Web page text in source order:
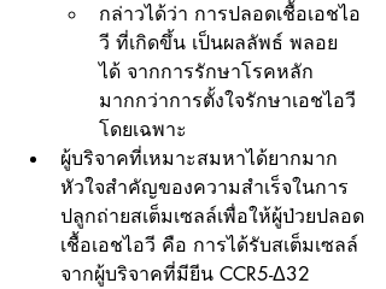
กล่าวได้ว่า การปลอดเชื้อเอชไอ
วี ที่เกิดขึ้น เป็นผลลัพธ์ พลอย
ได้ จากการรักษาโรคหลัก
มากกว่าการตั้งใจรักษาเอชไอวี
โดยเฉพาะ
ผู้บริจาคที่เหมาะสมหาได้ยากมาก
หัวใจสำคัญของความสำเร็จในการ
ปลูกถ่ายสเต็มเซลล์เพื่อให้ผู้ป่วยปลอด
เชื้อเอชไอวี คือ การได้รับสเต็มเซลล์
จากผู้บริจาคที่มียีน CCR5-Δ32